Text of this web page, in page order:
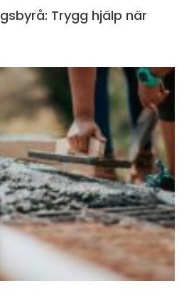
Trygg hjälp när